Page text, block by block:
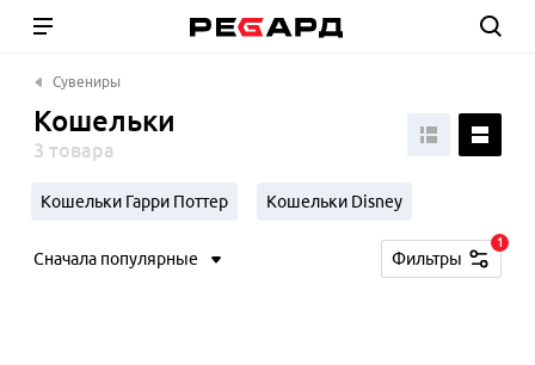
Сувениры
Кошельки
3 товара
Кошельки Гарри Поттер Кошельки Disney
Сначала популярные Фильтры
1